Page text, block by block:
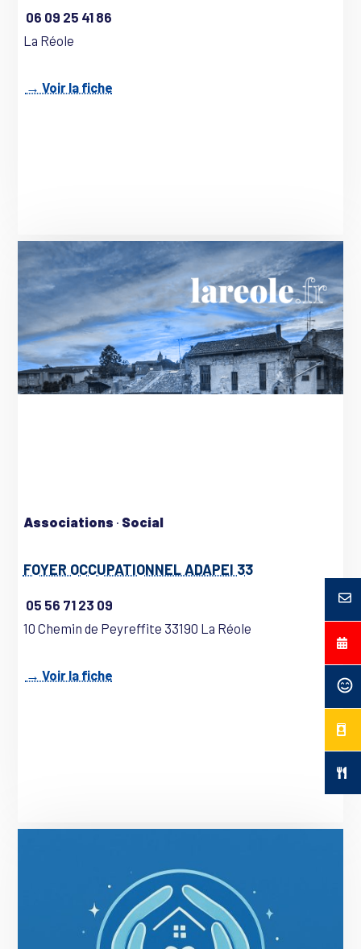
06 09 25 41 86
La Réole
→ Voir la fiche
Associations · Social
FOYER OCCUPATIONNEL ADAPEI 33
05 56 71 23 09
10 Chemin de Peyreffite 33190 La Réole
→ Voir la fiche